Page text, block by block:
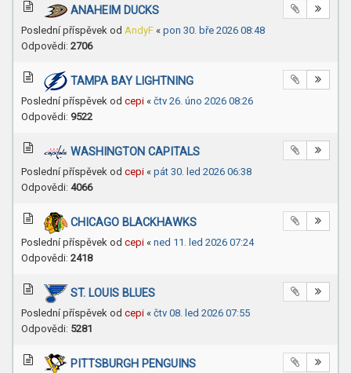
ANAHEIM DUCKS
Poslední příspěvek od AndyF « pon 30. bře 2026 08:48
Odpovědi: 2706
TAMPA BAY LIGHTNING
Poslední příspěvek od cepi « čtv 26. úno 2026 08:26
Odpovědi: 9522
WASHINGTON CAPITALS
Poslední příspěvek od cepi « pát 30. led 2026 06:38
Odpovědi: 4066
CHICAGO BLACKHAWKS
Poslední příspěvek od cepi « ned 11. led 2026 07:24
Odpovědi: 2418
ST. LOUIS BLUES
Poslední příspěvek od cepi « čtv 08. led 2026 07:55
Odpovědi: 5281
PITTSBURGH PENGUINS